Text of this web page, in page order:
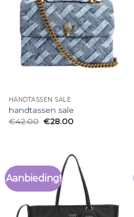
HANDTASSEN SALE
handtassen sale
€42.00 €28.00
Aanbieding!